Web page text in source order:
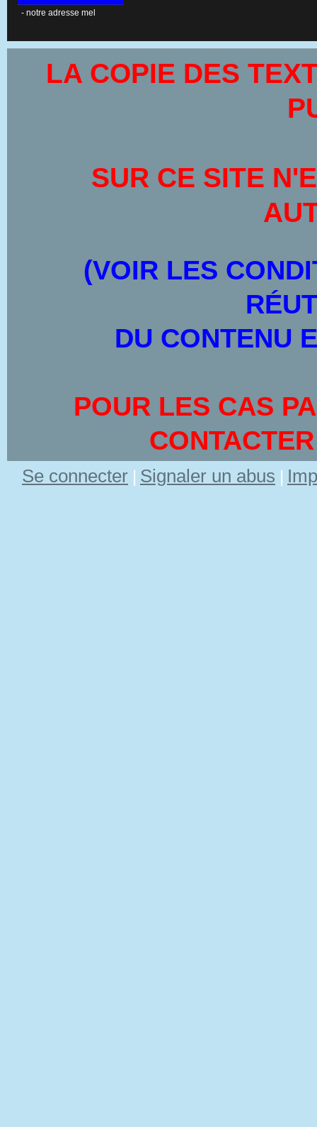
- notre adresse mel
LA COPIE DES
SUR CE SITE
(VOIR LES
DU CONTENU
POUR LES CAS
Se connecter | Signaler un abus |